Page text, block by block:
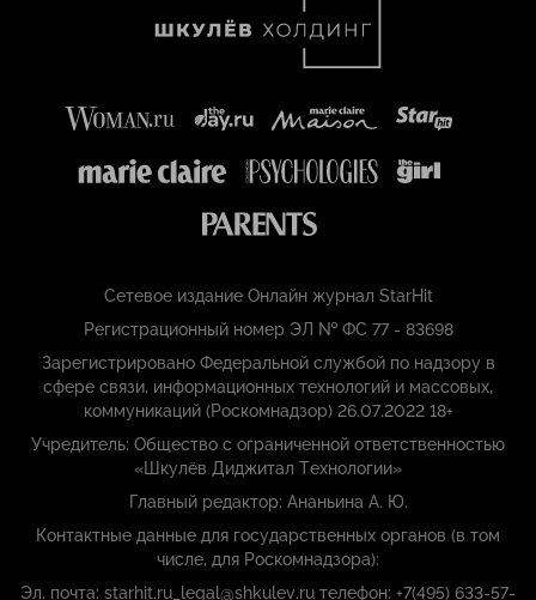
Сетевое издание Онлайн журнал StarHit
Регистрационный номер ЭЛ № ФС 77 - 83698
Зарегистрировано Федеральной службой по надзору в
сфере связи, информационных технологий и массовых,
коммуникаций (Роскомнадзор) 26.07.2022 18+
Учредитель: Общество с ограниченной ответственностью
«Шкулёв Диджитал Технологии»
Главный редактор: Ананьина А. Ю.
Контактные данные для государственных органов (в том
числе, для Роскомнадзора):
Эл. почта: starhit.ru_legal@shkulev.ru телефон: +7(495) 633-57-